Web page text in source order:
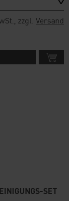
zzgl. Versand
SET